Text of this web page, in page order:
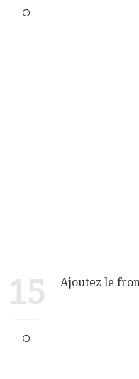
15 Ajoutez le